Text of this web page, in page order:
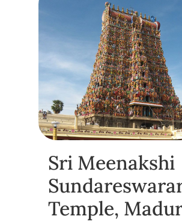
Sri Meenakshi
Temple,